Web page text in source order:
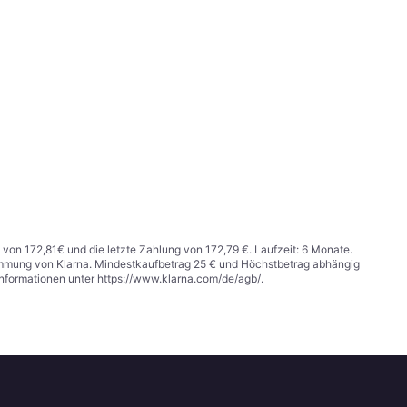
172,81€ und die letzte Zahlung von 172,79 €. Laufzeit: 6 Monate.
von Klarna. Mindestkaufbetrag 25 € und Höchstbetrag abhängig
unter https://www.klarna.com/de/agb/.